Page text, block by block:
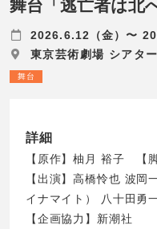
舞台「逃亡者は北
2026.6.12（金）〜
東京芸術劇場 シアタ
舞台
詳細
【原作】柚月 裕子 【
【出演】高橋怜也 波岡
イナマイト） 八十田勇
【企画協力】新潮社